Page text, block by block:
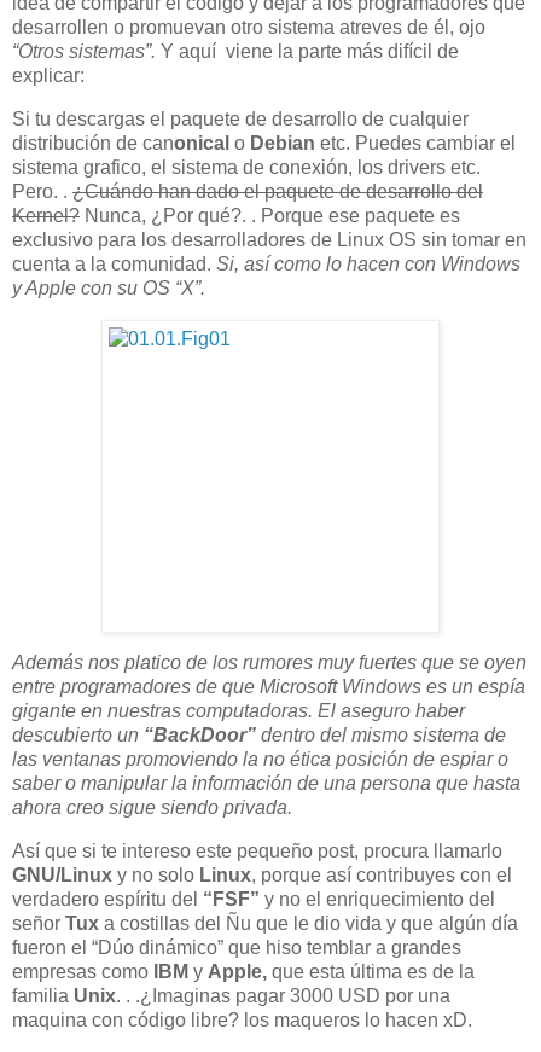
desarrollen o promuevan otro sistema atreves de él, ojo
“Otros sistemas”. Y aquí viene la parte más difícil de
explicar:
Si tu descargas el paquete de desarrollo de cualquier
distribución de canonical o Debian etc. Puedes cambiar el
sistema grafico, el sistema de conexión, los drivers etc.
Pero. . ¿Cuándo han dado el paquete de desarrollo del
Kernel? Nunca, ¿Por qué?. . Porque ese paquete es
exclusivo para los desarrolladores de Linux OS sin tomar en
cuenta a la comunidad. Si, así como lo hacen con Windows
y Apple con su OS “X”.
Además nos platico de los rumores muy fuertes que se oyen
entre programadores de que Microsoft Windows es un espía
gigante en nuestras computadoras. El aseguro haber
descubierto un “BackDoor” dentro del mismo sistema de
las ventanas promoviendo la no ética posición de espiar o
saber o manipular la información de una persona que hasta
ahora creo sigue siendo privada.
Así que si te intereso este pequeño post, procura llamarlo
GNU/Linux y no solo Linux, porque así contribuyes con el
verdadero espíritu del “FSF” y no el enriquecimiento del
señor Tux a costillas del Ñu que le dio vida y que algún día
fueron el “Dúo dinámico” que hiso temblar a grandes
empresas como
IBM y Apple, que esta última es de la
familia Unix. . .¿Imaginas pagar 3000 USD por una
maquina con código libre? los maqueros lo hacen xD.